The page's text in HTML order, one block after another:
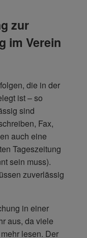
zur
im Verein
die in der
ist – so
sind
Fax,
auch eine
Tageszeitung
sein muss).
zuverlässig
in einer
aus, da viele
lesen. Der